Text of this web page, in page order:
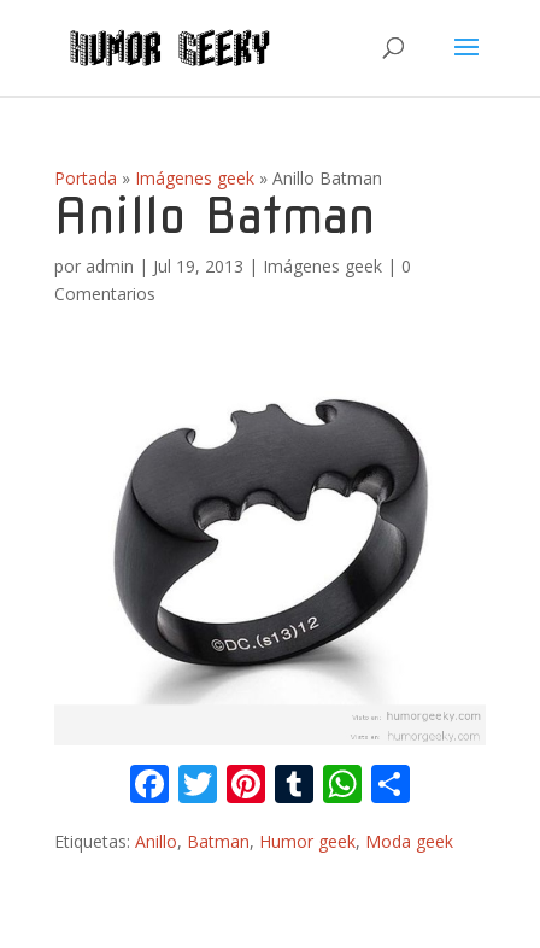
Portada » Imágenes geek» Anillo Batman
Anillo Batman
por admin | Jul 19, 2013 | Imágenes geek| 0
Comentarios
F
ac
e
T
itt
Pi
nt
er
T
m
W
h
at m
Etiquetas: Anillo, Batman, Humor geek, Moda geek